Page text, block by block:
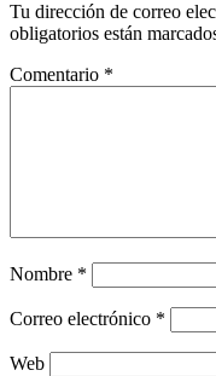
Tu dirección de correo
obligatorios están
Comentario *
Nombre *
Correo electrónico *
Web